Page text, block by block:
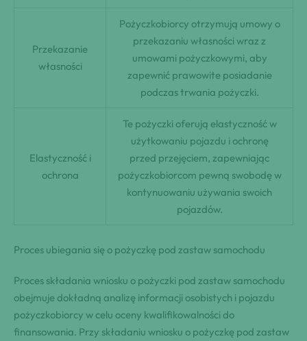
Przekazanie
własności
Pożyczkobiorcy otrzymują umowy o
przekazaniu własności wraz z
umowami pożyczkowymi, aby
zapewnić prawowite posiadanie
podczas trwania pożyczki.
Elastyczność i
ochrona
Te pożyczki oferują elastyczność w
użytkowaniu pojazdu i ochronę
przed przejęciem, zapewniając
pożyczkobiorcom pewną swobodę w
kontynuowaniu używania swoich
pojazdów.
Proces ubiegania się o pożyczkę pod zastaw samochodu
Proces składania wniosku o pożyczki pod zastaw samochodu
obejmuje dokładną analizę informacji osobistych i pojazdu
pożyczkobiorcy w celu oceny kwalifikowalności do
finansowania. Przy składaniu wniosku o pożyczkę pod zastaw